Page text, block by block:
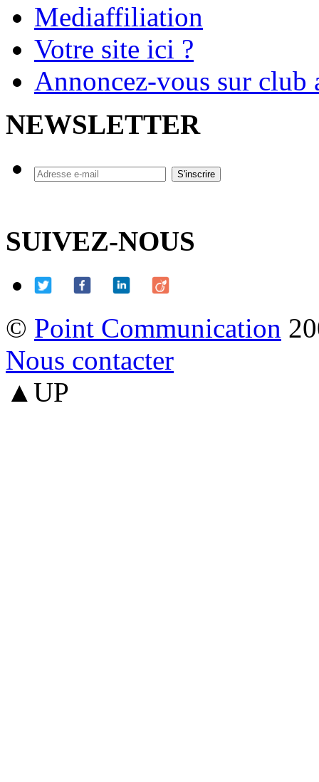
Mediaffiliation
Votre site ici ?
Annoncez-vous sur
NEWSLETTER
SUIVEZ-NOUS
© Point Communication
Nous contacter
▲UP